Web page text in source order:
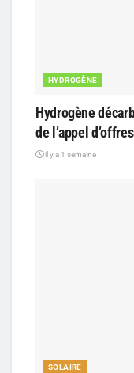
HYDROGÈNE
Hydrogène
de l’appel
il y a 1 semaine
SOLAIRE